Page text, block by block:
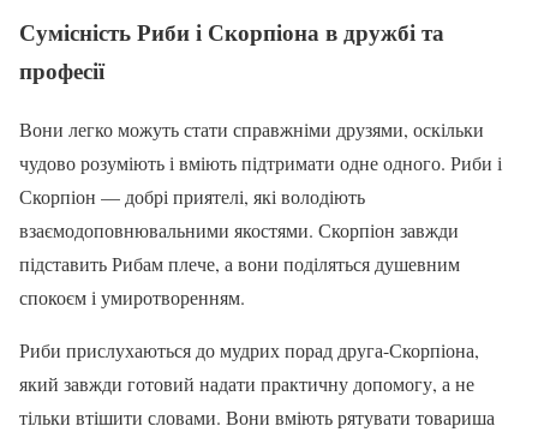
Сумісність Риби і Скорпіона в дружбі та
професії
Вони легко можуть стати справжніми друзями, оскільки
чудово розуміють і вміють підтримати одне одного. Риби і
Скорпіон — добрі приятелі, які володіють
взаємодоповнювальними якостями. Скорпіон завжди
підставить Рибам плече, а вони поділяться душевним
спокоєм і умиротворенням.
Риби прислухаються до мудрих порад друга-Скорпіона,
який завжди готовий надати практичну допомогу, а не
тільки втішити словами. Вони вміють рятувати товариша